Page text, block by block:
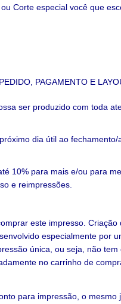
Corte especial você que
PAGAMENTO E
ser produzido com toda
dia útil ao
10% para mais e/ou para
e reimpressões.
este impresso.
especialmente por
única, ou seja, não
no carrinho de
para impressão, o